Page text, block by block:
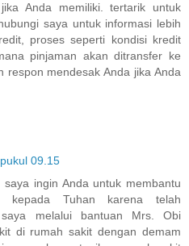
Anda memiliki. tertarik untuk
saya untuk informasi lebih
proses seperti kondisi kredit
pinjaman akan ditransfer ke
respon mendesak Anda jika Anda
09.15
ingin Anda untuk membantu
kepada Tuhan karena telah
saya melalui bantuan Mrs. Obi
di rumah sakit dengan demam